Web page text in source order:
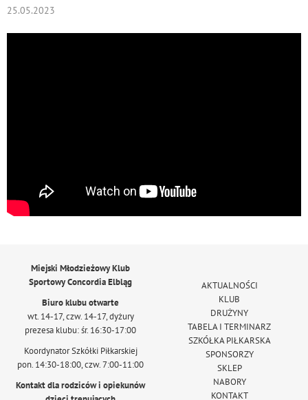
25.05.2023
Miejski Młodzieżowy Klub
Sportowy Concordia Elbląg
Biuro klubu otwarte
wt. 14-17, czw. 14-17, dyżury
prezesa klubu: śr. 16:30-17:00
Koordynator Szkółki Piłkarskiej
pon. 14:30-18:00, czw. 7:00-11:00
Kontakt dla rodziców i opiekunów
AKTUALNOŚCI
KLUB
DRUŻYNY
TABELA I TERMINARZ
SZKÓŁKA PIŁKARSKA
SPONSORZY
SKLEP
NABORY
KONTAKT